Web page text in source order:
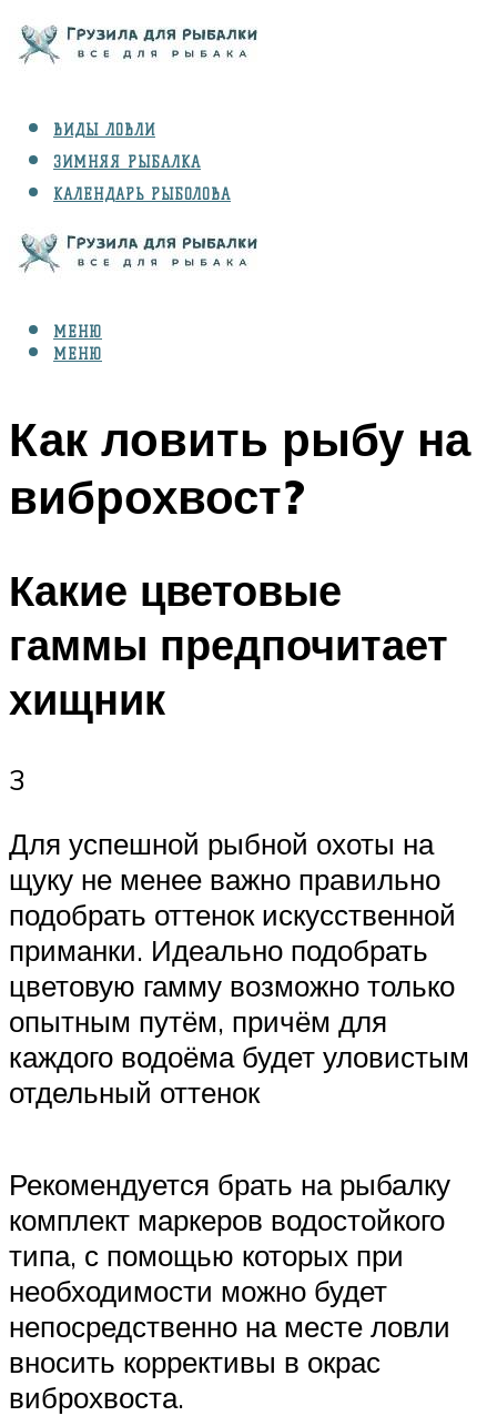
ВИДЫ ЛОВЛИ
ЗИМНЯЯ РЫБАЛКА
КАЛЕНДАРЬ РЫБОЛОВА
СНАРЯЖЕНИЕ
МЕНЮ
МЕНЮ
Как ловить рыбу на
виброхвост?
Какие цветовые
гаммы предпочитает
хищник
3
Для успешной рыбной охоты на
щуку не менее важно правильно
подобрать оттенок искусственной
приманки. Идеально подобрать
цветовую гамму возможно только
опытным путём, причём для
каждого водоёма будет уловистым
отдельный оттенок
Рекомендуется брать на рыбалку
комплект маркеров водостойкого
типа, с помощью которых при
необходимости можно будет
непосредственно на месте ловли
вносить коррективы в окрас
виброхвоста.